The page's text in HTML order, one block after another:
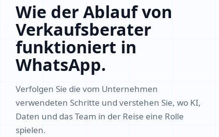
Wie der Ablauf von
Verkaufsberater
funktioniert in
WhatsApp.
Verfolgen Sie die vom Unternehmen
verwendeten Schritte und verstehen Sie, wo KI,
Daten und das Team in der Reise eine Rolle
spielen.